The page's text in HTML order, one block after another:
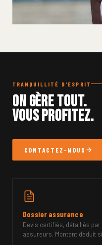
TRANQUILLITÉ D'ESPRIT
On gère tout.
Vous profitez.
CONTACTEZ-NOUS
Dossier assurance
Devis certifiés, détaillés
assureurs. Montant déduit